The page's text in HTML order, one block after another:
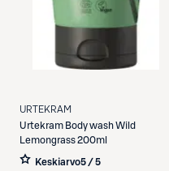
URTEKRAM
Urtekram Body wash Wild
Lemongrass 200ml
Keskiarvo5 / 5